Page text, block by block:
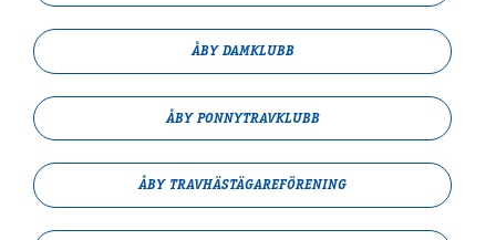
ÅBY DAMKLUBB
ÅBY PONNYTRAVKLUBB
ÅBY TRAVHÄSTÄGARE­FÖRENING